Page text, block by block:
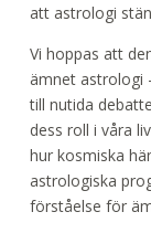
att astrologi
Vi hoppas att
ämnet astrologi
till nutida
dess roll i våra
hur kosmiska
astrologiska
förståelse för